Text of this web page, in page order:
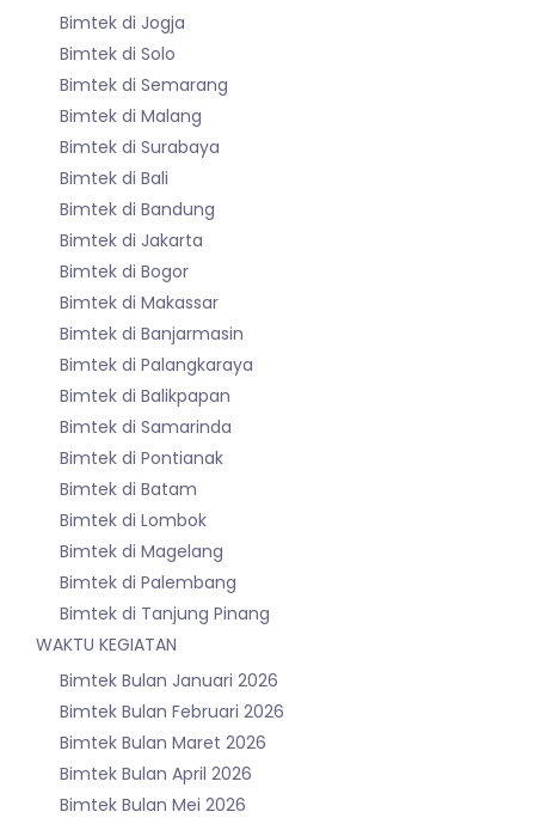
Bimtek di Jogja
Bimtek di Solo
Bimtek di Semarang
Bimtek di Malang
Bimtek di Surabaya
Bimtek di Bali
Bimtek di Bandung
Bimtek di Jakarta
Bimtek di Bogor
Bimtek di Makassar
Bimtek di Banjarmasin
Bimtek di Palangkaraya
Bimtek di Balikpapan
Bimtek di Samarinda
Bimtek di Pontianak
Bimtek di Batam
Bimtek di Lombok
Bimtek di Magelang
Bimtek di Palembang
Bimtek di Tanjung Pinang
WAKTU KEGIATAN
Bimtek Bulan Januari 2026
Bimtek Bulan Februari 2026
Bimtek Bulan Maret 2026
Bimtek Bulan April 2026
Bimtek Bulan Mei 2026